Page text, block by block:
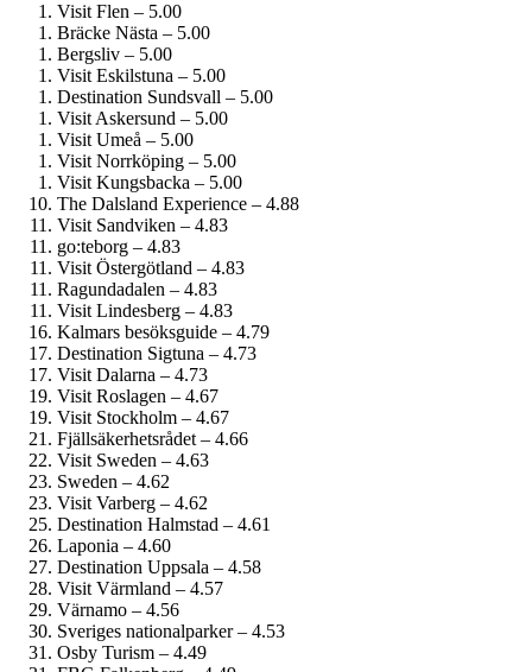
Visit Flen – 5.00
Bräcke Nästa – 5.00
Bergsliv – 5.00
Visit Eskilstuna – 5.00
Destination Sundsvall – 5.00
Visit Askersund – 5.00
Visit Umeå – 5.00
Visit Norrköping – 5.00
Visit Kungsbacka – 5.00
The Dalsland Experience – 4.88
Visit Sandviken – 4.83
go:teborg – 4.83
Visit Östergötland – 4.83
Ragundadalen – 4.83
Visit Lindesberg – 4.83
Kalmars besöksguide – 4.79
Destination Sigtuna – 4.73
Visit Dalarna – 4.73
Visit Roslagen – 4.67
Visit Stockholm – 4.67
Fjällsäkerhetsrådet – 4.66
Visit Sweden – 4.63
Sweden – 4.62
Visit Varberg – 4.62
Destination Halmstad – 4.61
Laponia – 4.60
Destination Uppsala – 4.58
Visit Värmland – 4.57
Värnamo – 4.56
Sveriges nationalparker – 4.53
Osby Turism – 4.49